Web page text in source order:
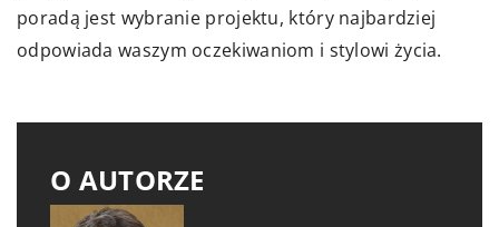
poradą jest wybranie projektu, który najbardziej
odpowiada waszym oczekiwaniom i stylowi życia.
O AUTORZE